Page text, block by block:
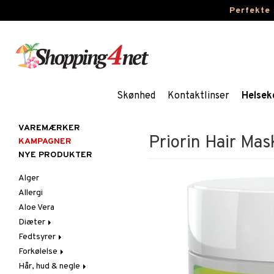
Perfekte
Skønhed Kontaktlinser
Priorin Hair
VAREMÆRKER
KAMPAGNER
NYE PRODUKTER
Alger
Allergi
Aloe Vera
Diæter
Glutenintolerant
LCHF
Raw Food
Fedtsyrer
Marina fedtsyrer
Veg fedtsyrer
Forkølelse
C-vitamin
Hår, hud & negle